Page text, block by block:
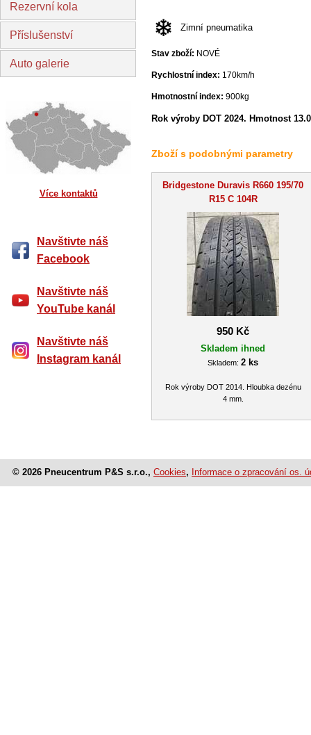
Rezervní kola
Příslušenství
Auto galerie
Více kontaktů
Navštivte náš
Facebook
Navštivte náš
YouTube kanál
Navštivte náš
Instagram kanál
Zimní pneumatika
Stav zboží: NOVÉ
Rychlostní index: 170km/h
Hmotnostní index: 900kg
Rok výroby DOT 2024. Hmotnost
Zboží s podobnými parametry
Bridgestone Duravis R660 195/70
R15 C 104R
950 Kč
Skladem ihned
Skladem: 2 ks
Rok výroby DOT 2014. Hloubka dezénu
4 mm.
© 2026 Pneucentrum P&S s.r.o., Cookies, Informace o zpracování os.